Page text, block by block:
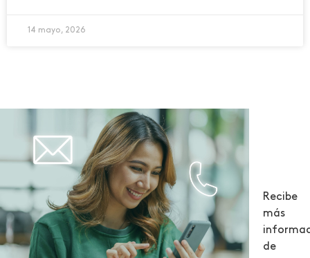
14 mayo, 2026
de
la
Recibe
más
de